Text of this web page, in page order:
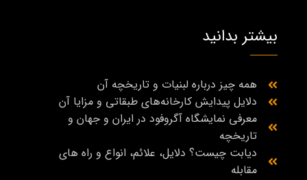
بیشتر بدانید
همه چیز درباره لبنیات و تاریخچه آن
دلایل پیدایش کارخانه‌های طبقاتی و مزایا آن
معرفی نمایشگاه آگروفود در ایران و جهان و
تاریخچه
دیابت چیست؟ دلایل، علائم، انواع و راه‌ های
مقابله